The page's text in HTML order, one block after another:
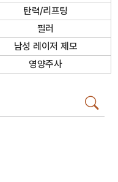
탄력/리프팅
필러
남성 레이저 제모
영양주사